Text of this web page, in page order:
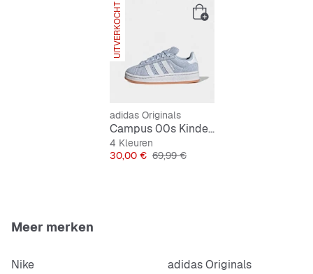
Bovenwerk van suède en leer
Voering van textiel
Rubberen loopzool
UITVERKOCHT
adidas Originals
Campus 00s Kinderen
4 Kleuren
Prijs
30,00 € Originele Prijs
69,99 €
Meer merken
Nike
adidas Originals